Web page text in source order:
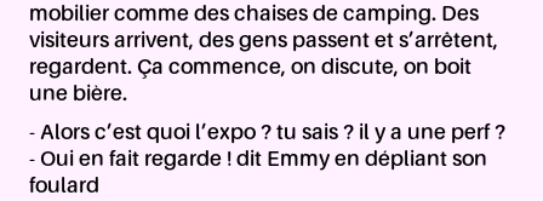
mobilier comme des chaises de camping. Des
visiteurs arrivent, des gens passent et s’arrêtent,
regardent. Ça commence, on discute, on boit
une bière.
- Alors c’est quoi l’expo ? tu sais ? il y a une perf ?
- Oui en fait regarde ! dit Emmy en dépliant son
foulard